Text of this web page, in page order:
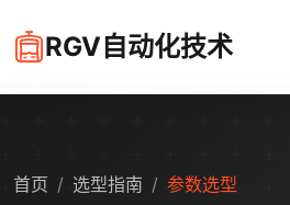
RGV自动化技术
首页 选型指南 参数选型